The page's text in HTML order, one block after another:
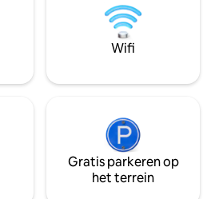
op de avond
of ambachtelijk
aantal van de
Hop House staat
Wifi
Gratis parkeren op
het terrein